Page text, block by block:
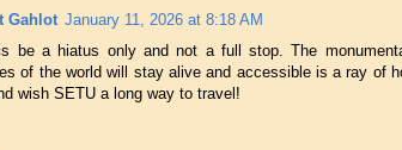
Gahlot January 11, 2026 at 8:18 AM
be a hiatus only and not a full stop. The
of the world will stay alive and accessible is a ray of
wish SETU a long way to travel!